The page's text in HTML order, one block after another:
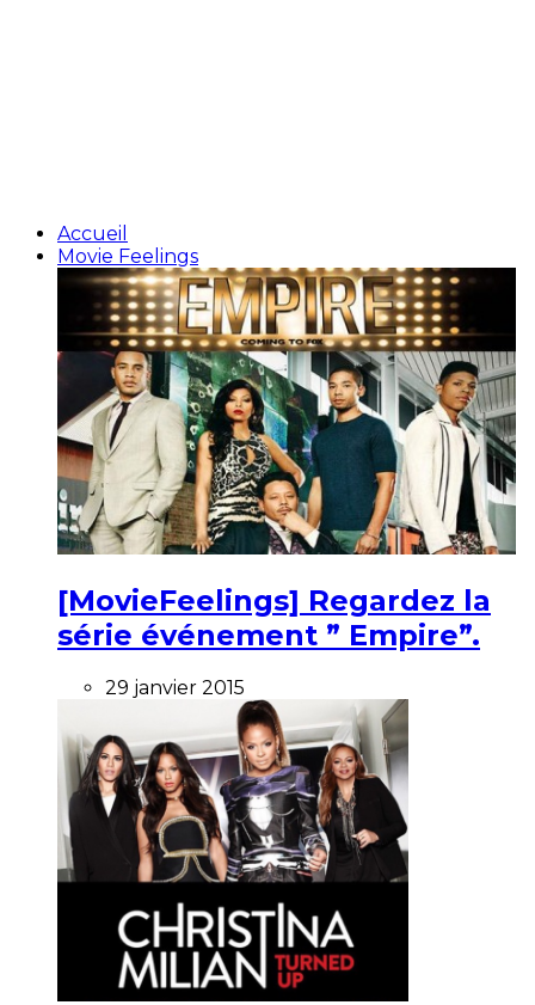
Accueil
Movie Feelings
[MovieFeelings] Regardez la
série événement ” Empire”.
29 janvier 2015